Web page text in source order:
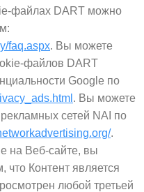
файлах DART можно
faq.aspx. Вы можете
файлов DART
Google по
. Вы можете
сетей NAI по
.
на Веб-сайте, вы
что Контент является
любой третьей